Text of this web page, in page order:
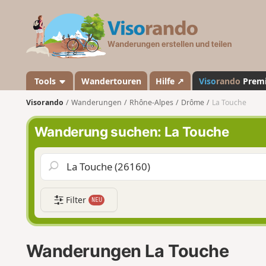
a
n
d
o
Tools Wandertouren Hilfe ↗ Visorando
Visorando Wanderungen Rhône-Alpes Drôme La Touche
Wanderung suchen: La Touche
Filter NEU
Wanderungen La Touche